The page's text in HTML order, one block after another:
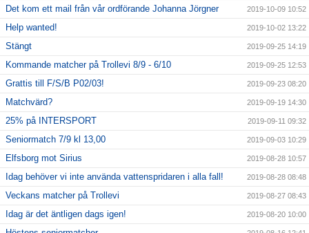
Det kom ett mail från vår ordförande Johanna Jörgner 2019-10-09 10:52
Help wanted! 2019-10-02 13:22
Stängt 2019-09-25 14:19
Kommande matcher på Trollevi 8/9 - 6/10 2019-09-25 12:53
Grattis till F/S/B P02/03! 2019-09-23 08:20
Matchvärd? 2019-09-19 14:30
25% på INTERSPORT 2019-09-11 09:32
Seniormatch 7/9 kl 13,00 2019-09-03 10:29
Elfsborg mot Sirius 2019-08-28 10:57
Idag behöver vi inte använda vattenspridaren i alla fall! 2019-08-28 08:48
Veckans matcher på Trollevi 2019-08-27 08:43
Idag är det äntligen dags igen! 2019-08-20 10:00